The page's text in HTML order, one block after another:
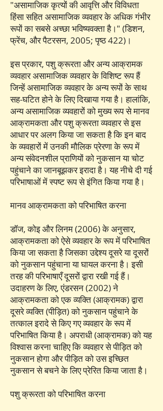
"असामाजिक कृत्यों की आवृत्ति और विविधता
हिंसा सहित असामाजिक व्यवहार के अधिक गंभीर
रूपों का सबसे अच्छा भविष्यवक्ता है।" (डिशन,
फ्रेंच, और पैटरसन, 2005; पृष्ठ 422)।
इस प्रकार, पशु क्रूरता और अन्य आक्रामक
व्यवहार असामाजिक व्यवहार के विशिष्ट रूप हैं
जिन्हें असामाजिक व्यवहार के अन्य रूपों के साथ
सह-घटित होने के लिए दिखाया गया है। हालांकि,
अन्य असामाजिक व्यवहारों को मुख्य रूप से मानव
आक्रामकता और पशु क्रूरता व्यवहार से इस
आधार पर अलग किया जा सकता है कि इन बाद
के व्यवहारों में उनकी मौलिक प्रेरणा के रूप में
अन्य संवेदनशील प्राणियों को नुकसान या चोट
पहुंचाने का जानबूझकर इरादा है। यह नीचे दी गई
परिभाषाओं में स्पष्ट रूप से इंगित किया गया है।
मानव आक्रामकता को परिभाषित करना
डॉज, कोइ और लिनम (2006) के अनुसार,
आक्रामकता को ऐसे व्यवहार के रूप में परिभाषित
किया जा सकता है जिसका उद्देश्य दूसरे या दूसरों
को नुकसान पहुंचाना या घायल करना है। इसी
तरह की परिभाषाएँ दूसरों द्वारा रखी गई हैं।
उदाहरण के लिए, एंडरसन (2002) ने
आक्रामकता को एक व्यक्ति (आक्रामक) द्वारा
दूसरे व्यक्ति (पीड़ित) को नुकसान पहुंचाने के
तत्काल इरादे से किए गए व्यवहार के रूप में
परिभाषित किया है। अपराधी (आक्रामक) को यह
विश्वास करना चाहिए कि व्यवहार से पीड़ित को
नुकसान होगा और पीड़ित को उस इच्छित
नुकसान से बचने के लिए प्रेरित किया जाता है।
पशु क्रूरता को परिभाषित करना